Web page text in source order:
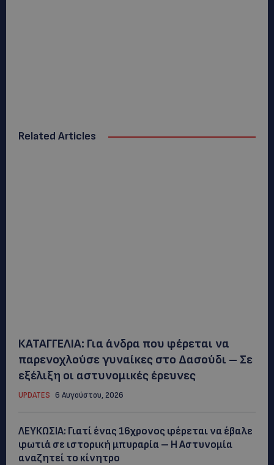
Related Articles
ΚΑΤΑΓΓΕΛΙΑ: Για άνδρα που φέρεται να
παρενοχλούσε γυναίκες στο Δασούδι – Σε
εξέλιξη οι αστυνομικές έρευνες
UPDATES 6 Αυγούστου, 2026
ΛΕΥΚΩΣΙΑ: Γιατί ένας 16χρονος φέρεται να έβαλε
φωτιά σε ιστορική μπυραρία – Η Αστυνομία
αναζητεί το κίνητρο